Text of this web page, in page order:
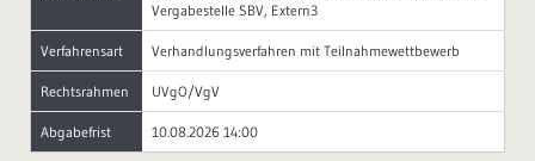
Vergabestelle SBV, Extern3
Verfahrensart Verhandlungsverfahren mit Teilnahmewettbewerb
Rechtsrahmen UVgO/VgV
Abgabefrist 10.08.2026 14:00